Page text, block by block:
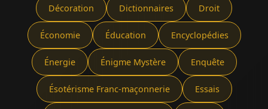
Décoration Dictionnaires Droit
Économie Éducation Encyclopédies
Énergie Énigme Mystère Enquête
Ésotérisme Franc-maçonnerie Essais